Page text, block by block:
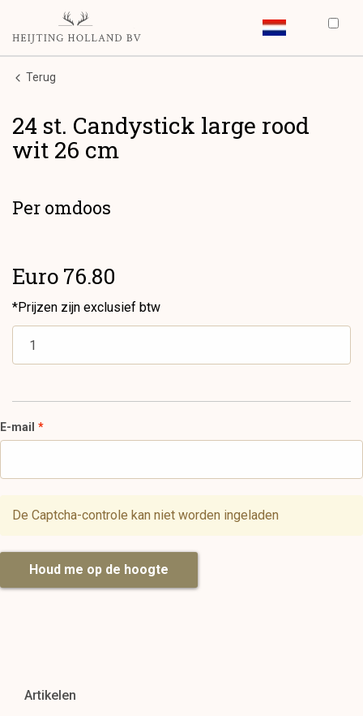
Terug
24 st. Candystick large rood
wit 26 cm
Per omdoos
Euro 76.80
*Prijzen zijn exclusief btw
E-mail
De Captcha-controle kan niet worden ingeladen
Houd me op de hoogte
Artikelen